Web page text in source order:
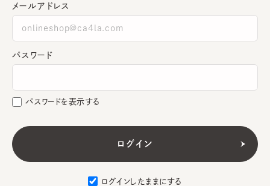
メールアドレス
パスワード
パスワードを表示する
ログインしたままにする